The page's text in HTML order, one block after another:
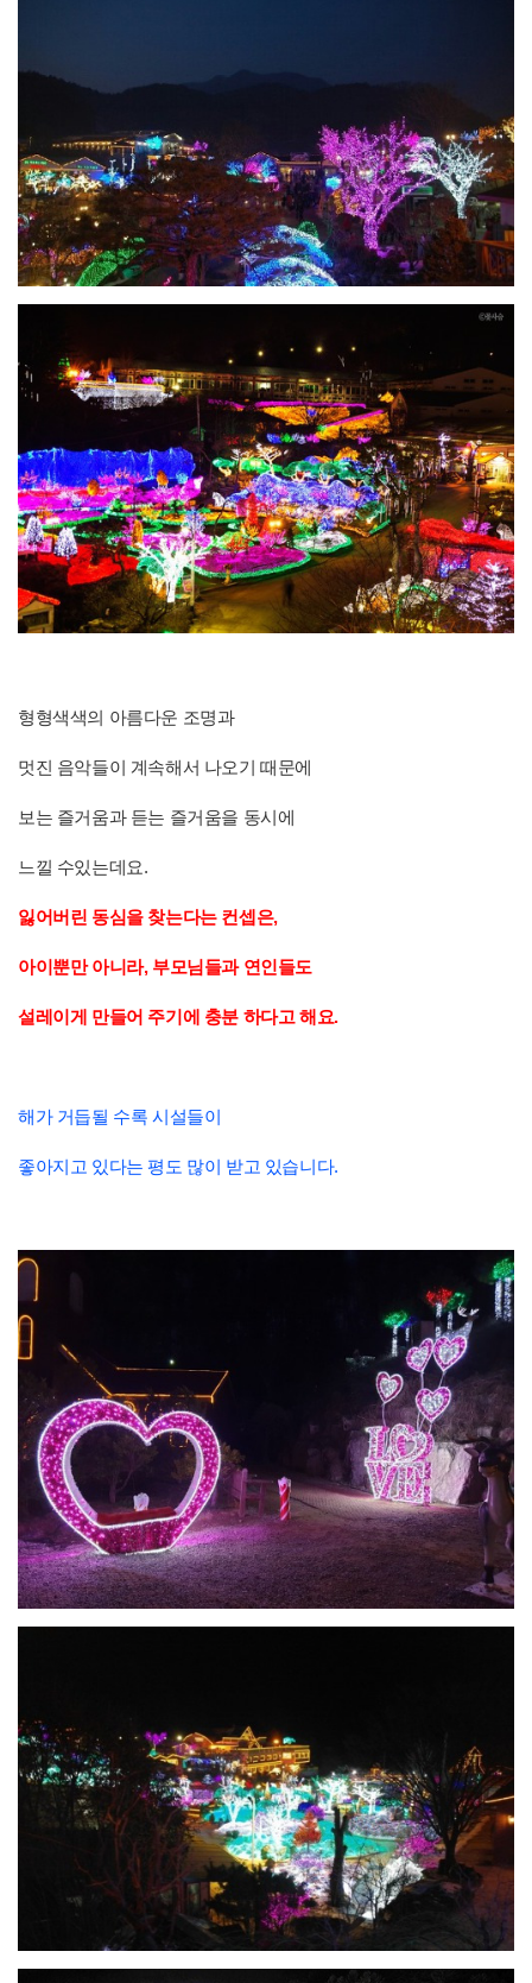
형형색색의 아름다운 조명과
멋진 음악들이 계속해서 나오기 때문에
보는 즐거움과 듣는 즐거움을 동시에
느낄 수있는데요.
잃어버린 동심을 찾는다는 컨셉은,
아이뿐만 아니라, 부모님들과 연인들도
설레이게 만들어 주기에 충분 하다고 해요.
해가 거듭될 수록 시설들이
좋아지고 있다는 평도 많이 받고 있습니다.